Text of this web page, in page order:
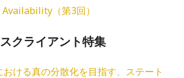
（第3回）
クライアント特集
ける真の分散化を目指す、ステート